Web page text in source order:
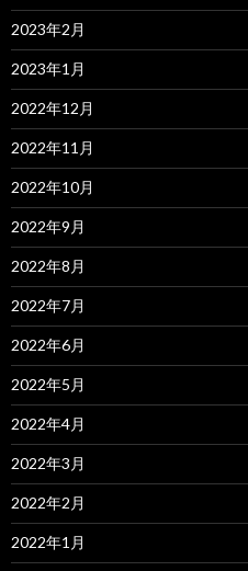
2023年2月
2023年1月
2022年12月
2022年11月
2022年10月
2022年9月
2022年8月
2022年7月
2022年6月
2022年5月
2022年4月
2022年3月
2022年2月
2022年1月